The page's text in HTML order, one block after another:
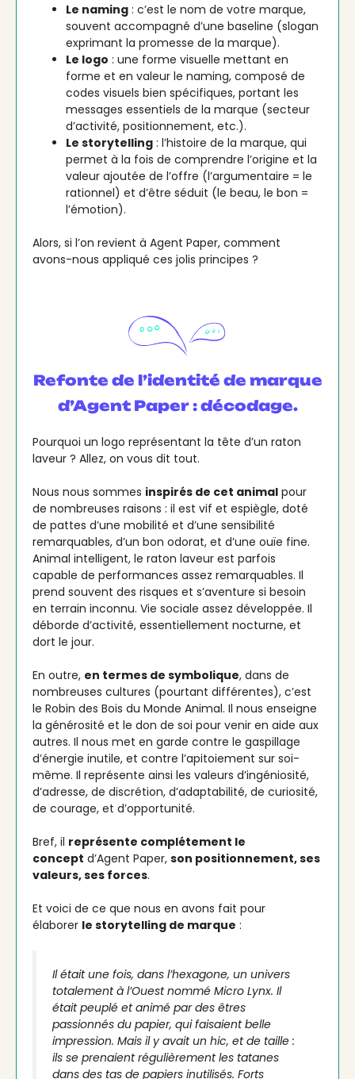
Le naming : c’est le nom de votre marque,
souvent accompagné d’une baseline (slogan
exprimant la promesse de la marque).
Le logo : une forme visuelle mettant en
forme et en valeur le naming, composé de
codes visuels bien spécifiques, portant les
messages essentiels de la marque (secteur
d’activité, positionnement, etc.).
Le storytelling : l’histoire de la marque, qui
permet à la fois de comprendre l’origine et la
valeur ajoutée de l’offre (l’argumentaire = le
rationnel) et d’être séduit (le beau, le bon =
l’émotion).
Alors, si l’on revient à Agent Paper, comment
avons-nous appliqué ces jolis principes ?
Refonte de l’identité de marque
d’Agent Paper : décodage.
Pourquoi un logo représentant la tête d’un raton
laveur ? Allez, on vous dit tout.
Nous nous sommes inspirés de cet animal pour
de nombreuses raisons : il est vif et espiègle, doté
de pattes d’une mobilité et d’une sensibilité
remarquables, d’un bon odorat, et d’une ouïe fine.
Animal intelligent, le raton laveur est parfois
capable de performances assez remarquables. Il
prend souvent des risques et s’aventure si besoin
en terrain inconnu. Vie sociale assez développée. Il
déborde d’activité, essentiellement nocturne, et
dort le jour.
En outre, en termes de symbolique, dans de
nombreuses cultures (pourtant différentes), c’est
le Robin des Bois du Monde Animal. Il nous enseigne
la générosité et le don de soi pour venir en aide aux
autres. Il nous met en garde contre le gaspillage
d’énergie inutile, et contre l’apitoiement sur soi-
même. Il représente ainsi les valeurs d’ingéniosité,
d’adresse, de discrétion, d’adaptabilité, de curiosité,
de courage, et d’opportunité.
Bref, il représente complétement le
concept d’Agent Paper, son positionnement, ses
valeurs, ses forces.
Et voici de ce que nous en avons fait pour
élaborer le storytelling de marque :
Il était une fois, dans l’hexagone, un univers
totalement à l’Ouest nommé Micro Lynx. Il
était peuplé et animé par des êtres
passionnés du papier, qui faisaient belle
impression. Mais il y avait un hic, et de taille :
ils se prenaient régulièrement les tatanes
dans des tas de papiers inutilisés. Forts